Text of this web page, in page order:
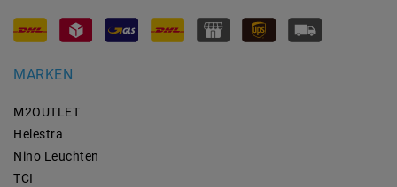
MARKEN
M2OUTLET
Helestra
Nino Leuchten
TCI